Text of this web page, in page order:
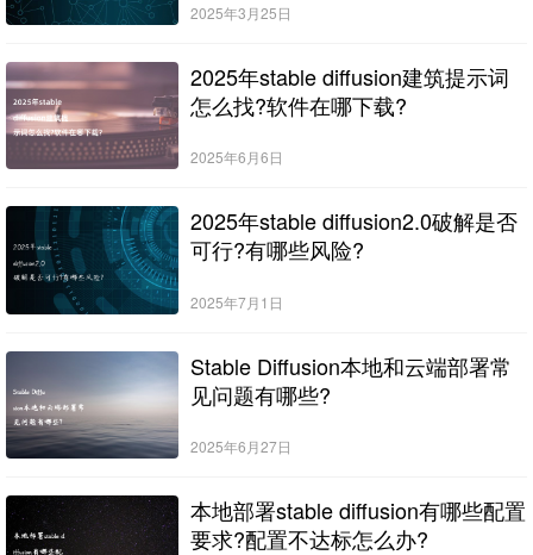
2025年3月25日
2025年stable diffusion建筑提示词
怎么找?软件在哪下载?
2025年6月6日
2025年stable diffusion2.0破解是否
可行?有哪些风险?
2025年7月1日
Stable Diffusion本地和云端部署常
见问题有哪些?
2025年6月27日
本地部署stable diffusion有哪些配置
要求?配置不达标怎么办?